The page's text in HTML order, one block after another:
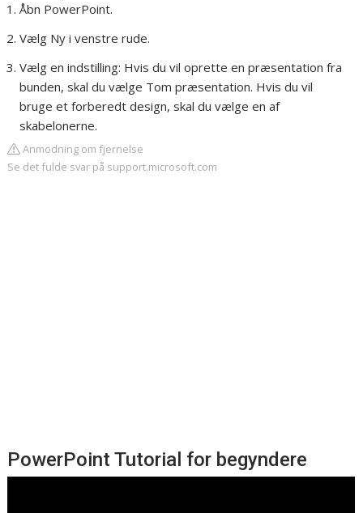
Åbn PowerPoint.
Vælg Ny i venstre rude.
Vælg en indstilling: Hvis du vil oprette en præsentation fra
bunden, skal du vælge Tom præsentation. Hvis du vil
bruge et forberedt design, skal du vælge en af
skabelonerne.
Anmodning om fjernelse
Se det fulde svar på support.microsoft.com
PowerPoint Tutorial for begyndere